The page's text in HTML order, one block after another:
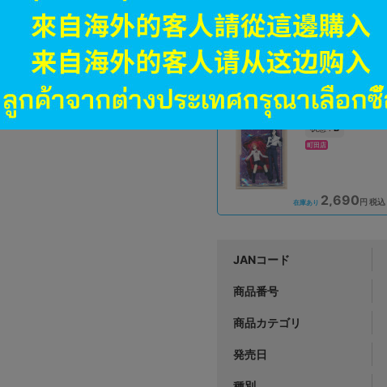
状態 :A
大阪梅田店
在庫あり 3,051 円 税込
状態 :B
町田店
在庫あり 2,690円 税込
JANコード
商品番号
商品カテゴリ
発売日